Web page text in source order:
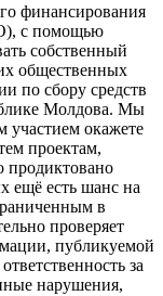
финансирования
с помощью
собственный
общественных
по сбору средств
Молдова. Мы
участием окажете
проектам,
продиктовано
ещё есть шанс на
в
проверяет
публикуемой
за
нарушения,